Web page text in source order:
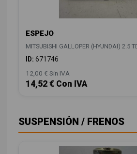
ESPEJO
MITSUBISHI GALLOPER (HYUNDAI) 2.5
ID: 671746
12,00 € Sin IVA
14,52 € Con IVA
SUSPENSIÓN / FRENOS